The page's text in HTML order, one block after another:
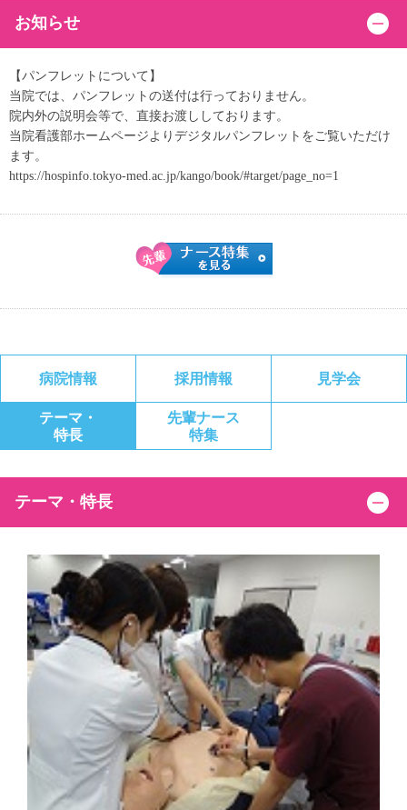
お知らせ
【パンフレットについて】
当院では、パンフレットの送付は行っておりません。
院内外の説明会等で、直接お渡ししております。
当院看護部ホームページよりデジタルパンフレットをご覧いただけ
ます。
https://hospinfo.tokyo-med.ac.jp/kango/book/#target/page_no=1
病院情報 採用情報 見学会
テーマ・
特長
先輩ナース
特集
テーマ・特長